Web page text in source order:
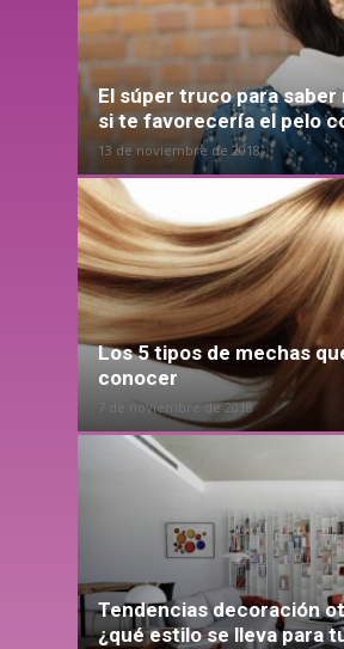
El súper truco para
si te favorecería el pelo
13 de noviembre de 2018
Los 5 tipos de mechas
conocer
7 de noviembre de 2018
Tendencias decoración
¿qué estilo se lleva para